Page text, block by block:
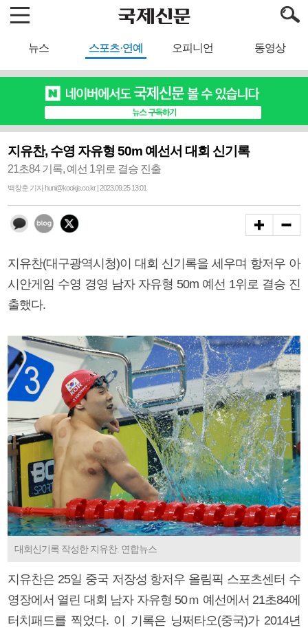
뉴스 스포츠·연예 오피니언 동영상
지유찬, 수영 자유형 50m 예선서 대회 신기록
21초84 기록, 예선 1위로 결승 진출
백창훈 기자 huni@kookje.co.kr | 2023.09.25 13:01
지유찬(대구광역시청)이 대회 신기록을 세우며 항저우 아
시안게임 수영 경영 남자 자유형 50m 예선 1위로 결승 진
출했다.
대회신기록 작성한 지유찬. 연합뉴스
지유찬은 25일 중국 저장성 항저우 올림픽 스포츠센터 수
영장에서 열린 대회 남자 자유형 50ｍ 예선에서 21초84에
터치패드를 찍었다. 이 기록은 닝쩌타오(중국)가 2014년